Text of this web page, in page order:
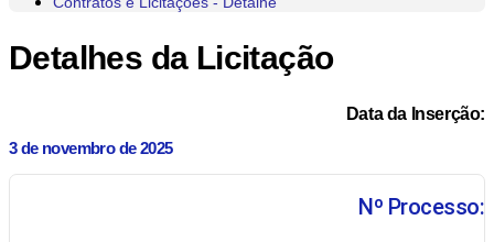
Detalhes da Licitação
Data da Inserção:
3 de novembro de 2025
Nº Processo: